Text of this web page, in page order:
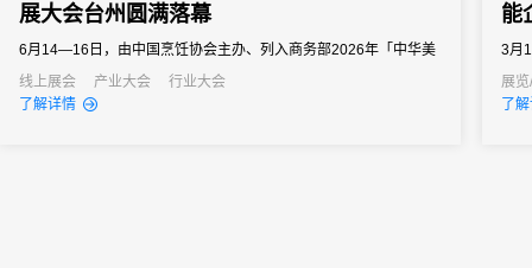
展大会台州圆满落幕
6月14—16日，由中国烹饪协会主办、列入商务部2026年「中华美
食荟」重点促消费活动的第十九届中国餐饮产业发展大会在浙江台
州白天鹅国际会议中心圆满举办。
线上展会 产业大会
行业大会
了解详情
能
3月
家
展
了